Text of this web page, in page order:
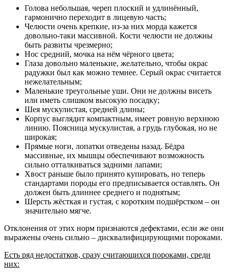
Голова небольшая, череп плоский и удлинённый,
гармонично переходит в лицевую часть;
Челюсти очень крепкие, из-за них морда кажется
довольно-таки массивной. Кости челюсти не должны
быть развиты чрезмерно;
Нос средний, мочка на нём чёрного цвета;
Глаза довольно маленькие, желательно, чтобы окрас
радужки был как можно темнее. Серый окрас считается
нежелательным;
Маленькие треугольные уши. Они не должны висеть
или иметь слишком высокую посадку;
Шея мускулистая, средней длины;
Корпус выглядит компактным, имеет ровную верхнюю
линию. Поясница мускулистая, а грудь глубокая, но не
широкая;
Прямые ноги, лопатки отведены назад. Бёдра
массивные, их мышцы обеспечивают возможность
сильно отталкиваться задними лапами;
Хвост раньше было принято купировать, но теперь
стандартами породы его предписывается оставлять. Он
должен быть длиннее среднего и поднятым;
Шерсть жёсткая и густая, с коротким подшёрстком – он
значительно мягче.
Отклонения от этих норм признаются дефектами, если же они
выражены очень сильно – дисквалифицирующими пороками.
Есть ряд недостатков, сразу считающихся пороками, среди
них: